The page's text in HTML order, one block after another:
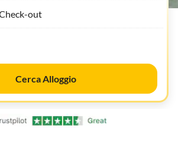
out
Cerca Alloggio